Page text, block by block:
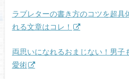
ラブレターの書き方のコツを超具
れる文章はコレ！
両思いになれるおまじない！男子
愛術